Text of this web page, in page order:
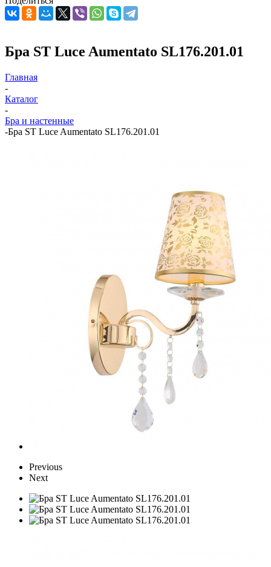
Бра ST Luce Aumentato SL176.201.01
Главная
-
Каталог
-
Бра и настенные
-Бра ST Luce Aumentato SL176.201.01
Previous
Next